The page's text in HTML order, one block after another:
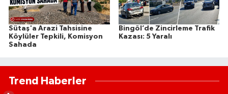
Sütaş'a Arazi Tahsisine
Köylüler Tepkili, Komisyon
Sahada
Bingöl’de Zincirleme Trafik
Kazası: 5 Yaralı
Trend Haberler